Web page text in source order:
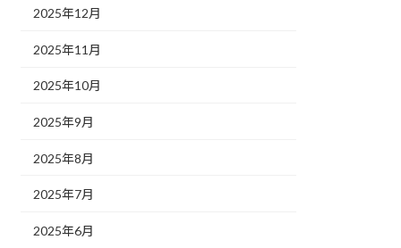
2025年12月
2025年11月
2025年10月
2025年9月
2025年8月
2025年7月
2025年6月